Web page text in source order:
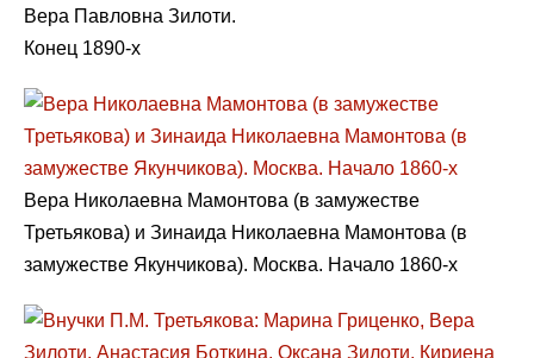
Вера Павловна Зилоти.
Конец 1890-х
Вера Николаевна Мамонтова (в замужестве
Третьякова) и Зинаида Николаевна Мамонтова (в
замужестве Якунчикова). Москва. Начало 1860-х